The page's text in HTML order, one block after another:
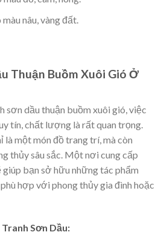
nâu, vàng đất.
Thuận Buồm Xuôi Gió Ở
sơn dầu thuận buồm xuôi gió, việc
tín, chất lượng là rất quan trọng.
là một món đồ trang trí, mà còn
thủy sâu sắc. Một nơi cung cấp
bạn sở hữu những tác phẩm
hợp với phong thủy gia đình hoặc
Sơn Dầu: